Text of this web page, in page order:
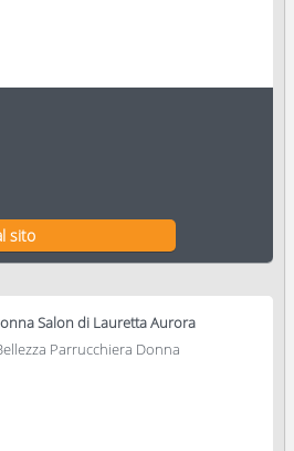
sito
Salon di Lauretta Aurora
Parrucchiera Donna